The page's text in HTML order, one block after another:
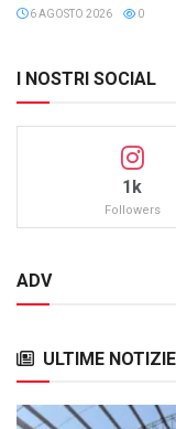
6 AGOSTO 2026 0
I NOSTRI SOCIAL
1k
Followers
ADV
ULTIME NOTIZIE